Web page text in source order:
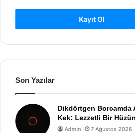
Kayıt Ol
Son Yazılar
Dikdörtgen Borcamda
Kek: Lezzetli Bir Hüzün
Admin 7 Ağustos 2026